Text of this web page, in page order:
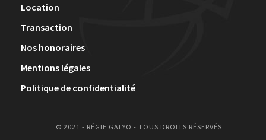
Location
Transaction
Nos honoraires
Mentions légales
Politique de confidentialité
© 2021 - RÉGIE GALYO - TOUS DROITS RÉSERVÉS